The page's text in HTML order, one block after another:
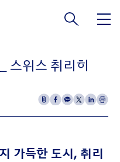
스위스 취리히
가득한 도시, 취리